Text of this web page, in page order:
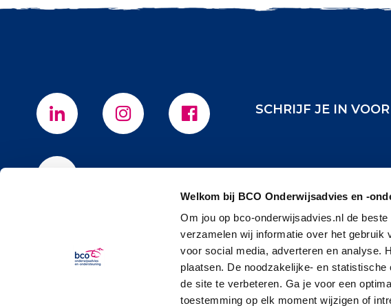
Welkom bij BCO Onderwijsadvies en -
Om jou op bco-onderwijsadvies.nl de
verzamelen wij informatie over het gebruik
voor social media, adverteren en analyse.
plaatsen. De noodzakelijke- en
de site te verbeteren. Ga je voor een
toestemming op elk moment wijzigen of
SCHRIJF JE IN